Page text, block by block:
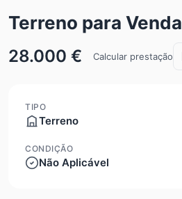
Terreno para
28.000 € Calcular prestação
TIPO
Terreno
CONDIÇÃO
Não Aplicável